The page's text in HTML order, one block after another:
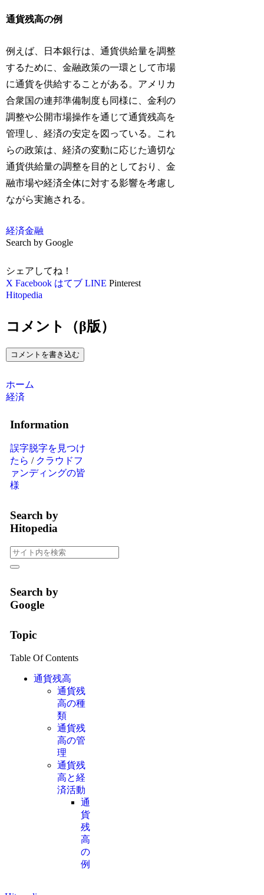
通貨残高の例
例えば、日本銀行は、通貨供給量を調整
するために、金融政策の一環として市場
に通貨を供給することがある。アメリカ
合衆国の連邦準備制度も同様に、金利の
調整や公開市場操作を通じて通貨残高を
管理し、経済の安定を図っている。これ
らの政策は、経済の変動に応じた適切な
通貨供給量の調整を目的としており、金
融市場や経済全体に対する影響を考慮し
ながら実施される。
経済金融
Search by Google
シェアしてね！
X Facebook はてブ LINE Pinterest
Hitopedia
コメント（β版）
コメントを書き込む
ホーム
経済
Information
誤字脱字を見つけ
たら / クラウドフ
ァンディングの皆
様
Search by
Hitopedia
Search by
Google
Topic
Table Of Contents
通貨残高
通貨残
高の種
類
通貨残
高の管
理
通貨残
高と経
済活動
通
貨
残
高
の
例